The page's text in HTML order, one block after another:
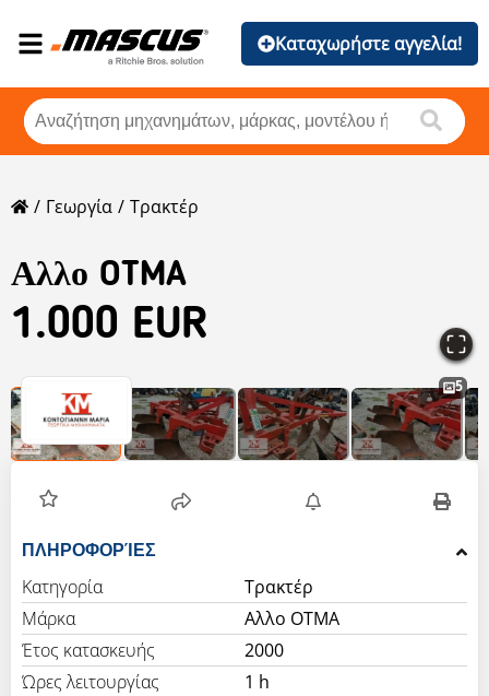
Καταχωρήστε αγγελία!
Γεωργία Τρακτέρ
Αλλο OTMA
1.000 EUR
5
ΠΛΗΡΟΦΟΡΊΕΣ
Κατηγορία
Τρακτέρ
Μάρκα
Αλλο OTMA
Έτος κατασκευής
2000
Ώρες λειτουργίας
1 h